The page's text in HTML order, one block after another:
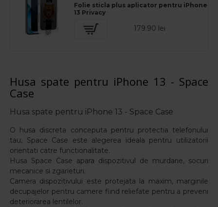
Folie sticla plus aplicator pentru iPhone
13 Privacy
179.90 lei
Husa spate pentru iPhone 13 - Space
Case
Husa spate pentru iPhone 13 - Space Case
O husa discreta conceputa pentru protectia telefonului
tau, Space Case este alegerea ideala pentru utilizatorii
orientati catre functionalitate.
Husa Space Case apara dispozitivul de murdarie, socuri
mecanice si zgarieturi.
Camera dispozitivului este protejata la maxim, marginile
decupajelor pentru camere fiind reliefate pentru a preveni
deteriorarea lentilelor.